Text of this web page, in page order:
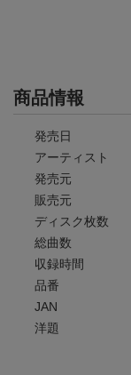
商品情報
発売日
アーティスト
発売元
販売元
ディスク枚数
総曲数
収録時間
品番
JAN
洋題